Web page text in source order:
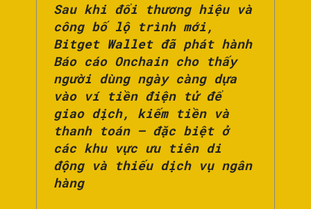
Sau khi đổi thương hiệu và
công bố lộ trình mới,
Bitget Wallet đã phát hành
Báo cáo Onchain cho thấy
người dùng ngày càng dựa
vào ví tiền điện tử để
giao dịch, kiếm tiền và
thanh toán – đặc biệt ở
các khu vực ưu tiên di
động và thiếu dịch vụ ngân
hàng